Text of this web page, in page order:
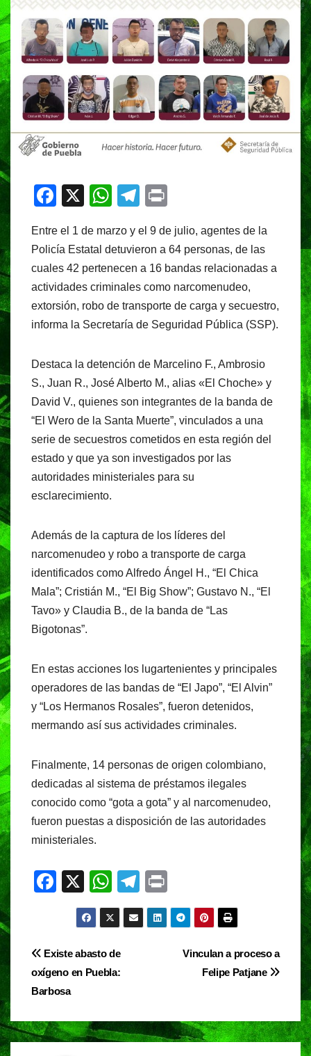
F
c
e
b
o
o
X
W
at
s
A
p
p
T
e
gr
a
m
t
Entre el 1 de marzo y el 9 de julio, agentes de la
Policía Estatal detuvieron a 64 personas, de las
cuales 42 pertenecen a 16 bandas relacionadas a
actividades criminales como narcomenudeo,
extorsión, robo de transporte de carga y secuestro,
informa la Secretaría de Seguridad Pública (SSP).
Destaca la detención de Marcelino F., Ambrosio
S., Juan R., José Alberto M., alias «El Choche» y
David V., quienes son integrantes de la banda de
“El Wero de la Santa Muerte”, vinculados a una
serie de secuestros cometidos en esta región del
estado y que ya son investigados por las
autoridades ministeriales para su
esclarecimiento.
Además de la captura de los líderes del
narcomenudeo y robo a transporte de carga
identificados como Alfredo Ángel H., “El Chica
Mala”; Cristián M., “El Big Show”; Gustavo N., “El
Tavo» y Claudia B., de la banda de “Las
Bigotonas”.
En estas acciones los lugartenientes y principales
operadores de las bandas de “El Japo”, “El Alvin”
y “Los Hermanos Rosales”, fueron detenidos,
mermando así sus actividades criminales.
Finalmente, 14 personas de origen colombiano,
dedicadas al sistema de préstamos ilegales
conocido como “gota a gota” y al narcomenudeo,
fueron puestas a disposición de las autoridades
ministeriales.
F
e
b
o
o
k
X
W
h
at
s
A
p
T
el
e
in
t
Navegación
de
entradas
Vinculan a proceso a
Felipe Patjane
Existe abasto de
oxígeno en Puebla:
Barbosa